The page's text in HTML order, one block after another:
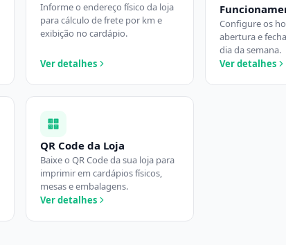
Informe o endereço físico da loja
para cálculo de frete por km e
exibição no cardápio.
Ver detalhes
Configure os
abertura e
dia da semana.
Ver detalhes
QR Code da Loja
Baixe o QR Code da sua loja para
imprimir em cardápios físicos,
mesas e embalagens.
Ver detalhes